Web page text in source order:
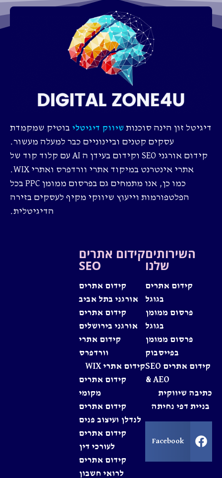
דיגיטל זון הינה סוכנות שיווק דיגיטלי בוטיק שמקמדת
עסקים קטנים וביינוניים כבר למעלה מעשור.
קידום אורגני SEO וקידום בעידן ה AI עם קלוד קוד של
אתרי אינטרנט במיקוד אתרי וורדפרס ואתרי WIX.
כמו כן, אנו מתמחים גם בפרסום ממומן PPC בכל
הפלטפורמות וייעוץ שיווקי מקיף לעסקים בזירה
הדיגיטלית.
השירותים
שלנו
קידום אתרים
בגוגל
פרסום ממומן
בגוגל
פרסום ממומן
בפייסבוק
קידום אתרים SEO
& AEO
כתיבה שיווקית
בניית דפי נחיתה
Facebook
קידום אתרים
SEO
קידום אתרים
אורגני בתל אביב
קידום אתרים
אורגני בירושלים
קידום אתרי
וורדפרס
קידום אתרי WIX
קידום אתרים
מקומי
קידום אתרים
לנדלן ועיצוב פנים
קידום אתרים
לעורכי דין
קידום אתרים
לרואי חשבון